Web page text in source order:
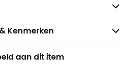
Kenmerken
aan dit item